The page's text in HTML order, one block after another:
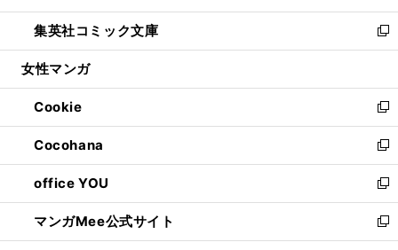
開
く
ウ
で
開
ン
ド
ウ
開
く
ウ
ィ
ン
ウ
で
開
く
し
い
ウ
ン
ド
ウ
で
開
く
集英社コミック文庫
新
し
ウ
ィ
ン
ド
ウ
で
開
く
女性マンガ
Cookie
新
し
い
ウ
ィ
ン
ド
ウ
Cocohana
新
し
い
ウ
ィ
ン
office YOU
新
し
い
ウ
マンガMee公式サイト
新
し